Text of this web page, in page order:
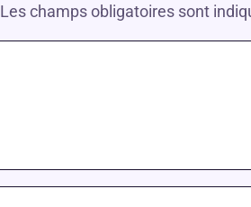
Les champs obligatoires sont